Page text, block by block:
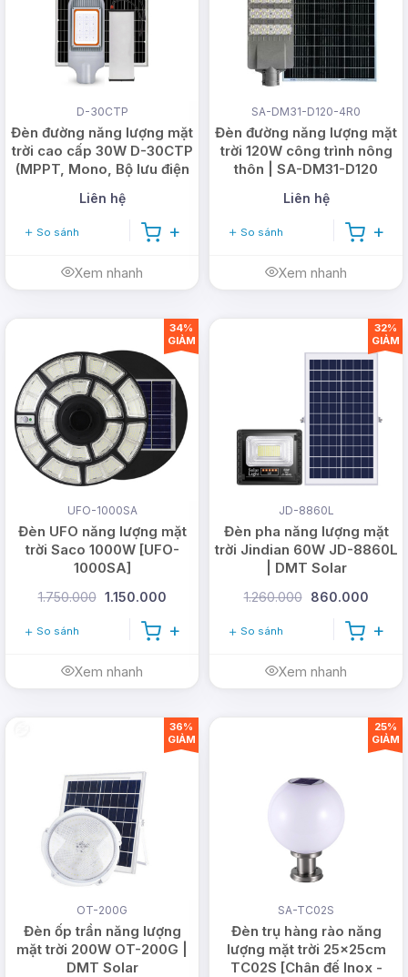
D-30CTP
Đèn đường năng lượng mặt
trời cao cấp 30W D-30CTP
(MPPT, Mono, Bộ lưu điện
Liên hệ
So sánh
Xem nhanh
SA-DM31-D120-4R0
Đèn đường năng lượng mặt
trời 120W công trình nông
thôn | SA-DM31-D120
Liên hệ
So sánh
Xem nhanh
UFO-1000SA
Đèn UFO năng lượng mặt
trời Saco 1000W [UFO-
1000SA]
1.750.000 1.150.000
So sánh
Xem nhanh
34%
GIẢM
JD-8860L
Đèn pha năng lượng mặt
trời Jindian 60W JD-8860L
| DMT Solar
1.260.000 860.000
So sánh
Xem nhanh
32%
GIẢM
OT-200G
Đèn ốp trần năng lượng
mặt trời 200W OT-200G |
DMT Solar
36%
GIẢM
SA-TC02S
Đèn trụ hàng rào năng
lượng mặt trời 25x25cm
TC02S [Chân đế Inox -
25%
GIẢM